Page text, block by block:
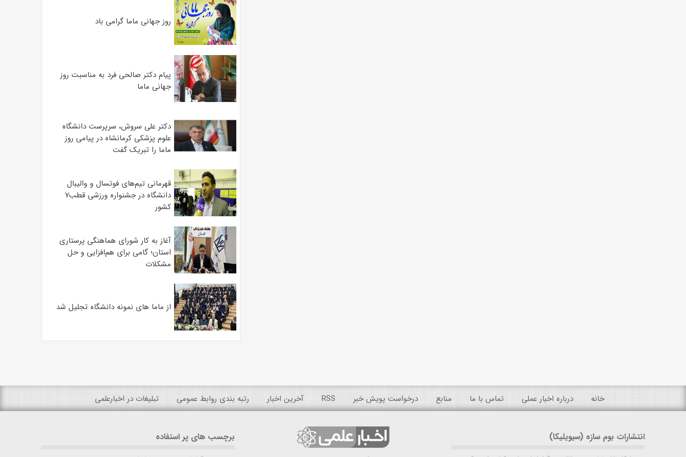
روز جهانی ماما گرامی باد
پیام دکتر صالحی فرد به مناسبت روز
جهانی ماما
دکتر علی سروش، سرپرست دانشگاه
علوم پزشکی کرمانشاه در پیامی روز
ماما را تبریک گفت
قهرمانی تیم‌های فوتسال و والیبال
دانشگاه در جشنواره ورزشی قطب۷
کشور
آغاز به کار شورای هماهنگی پرستاری
استان؛ گامی برای هم‌افزایی و حل
مشکلات
از ماما های نمونه دانشگاه تجلیل شد
خانه درباره اخبار عملی تماس با ما منابع درخواست پویش خبر RSS آخرین اخبار رتبه بندی روابط عمومی تبلیغات در اخبارعلمی
انتشارات بوم سازه (سیویلیکا) برچسب های پر استفاده